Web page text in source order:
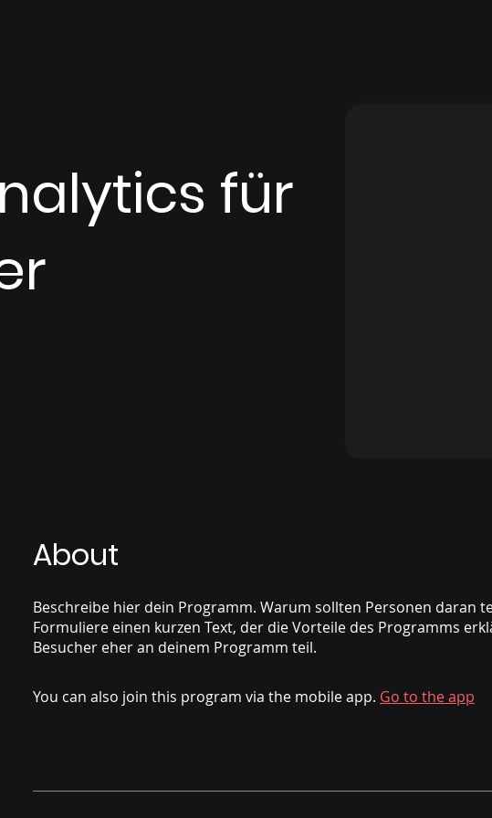
für
About
Beschreibe hier dein Programm. Warum sollten Personen daran
Formuliere einen kurzen Text, der die Vorteile des Programms
Besucher eher an deinem Programm teil.
You can also join this program via the mobile app. Go to the app